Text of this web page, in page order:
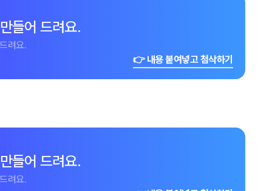
들어 드려요.
려요.
👉 내용 붙여넣고 첨삭하기
들어 드려요.
려요.